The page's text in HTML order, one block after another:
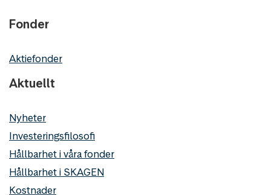
Fonder
Aktiefonder
Aktuellt
Nyheter
Investeringsfilosofi
Hållbarhet i våra fonder
Hållbarhet i SKAGEN
Kostnader